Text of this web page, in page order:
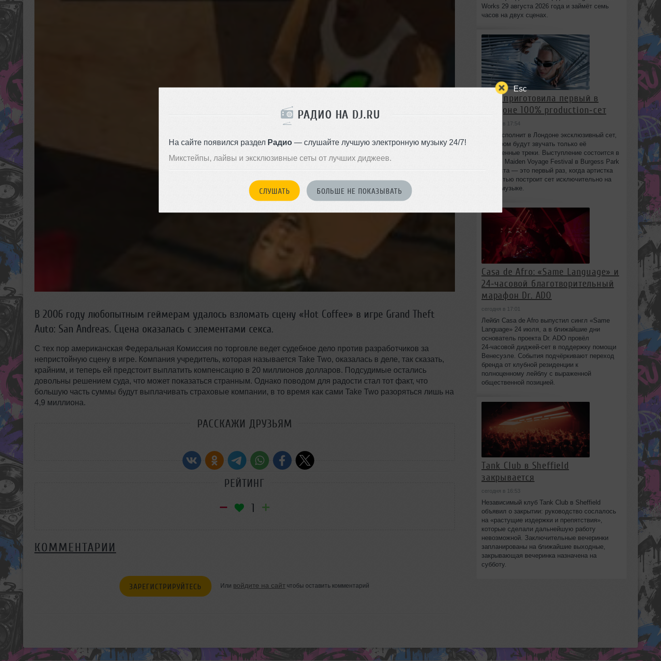
Esc
РАДИО НА DJ.RU
На сайте появился раздел Радио— слушайте лучшую электронную музыку 24/7!
Микстейпы, лайвы и эксклюзивные сеты от лучших диджеев.
СЛУШАТЬ БОЛЬШЕ НЕ ПОКАЗЫВАТЬ
В 2006 году любопытным геймерам удалось взломать сцену «Hot Coffee» в игре Grand Theft
Auto: San Andreas. Сцена оказалась с элементами секса.
С тех пор американская Федеральная Комиссия по торговле ведет судебное дело против разработчиков за
непристойную сцену в игре. Компания учредитель, которая называется Take Two, оказалась в деле, так сказать,
крайним, и теперь ей предстоит выплатить компенсацию в 20 миллионов долларов. Подсудимые остались
довольны решением суда, что может показаться странным. Однако поводом для радости стал тот факт, что
большую часть суммы будут выплачивать страховые компании, в то время как сами Take Two разоряться лишь на
4,9 миллиона.
РАССКАЖИ ДРУЗЬЯМ
РЕЙТИНГ
1
КОММЕНТАРИИ
ЗАРЕГИСТРИРУЙТЕСЬ Или войдите на сайт чтобы оставить комментарий
Works 29 августа 2026 года и займёт семь
часов на двух сценах.
HAAi приготовила первый в
Лондоне 100% production‑сет
сегодня в 17:54
HAAi исполнит в Лондоне эксклюзивный сет,
в котором будут звучать только её
собственные треки. Выступление состоится в
рамках Maiden Voyage Festival в Burgess Park
8 августа — это первый раз, когда артистка
полностью построит сет исключительно на
своей музыке.
Casa de Afro: «Same Language» и
24‑часовой благотворительный
марафон Dr. ADO
сегодня в 17:01
Лейбл Casa de Afro выпустил сингл «Same
Language» 24 июля, а в ближайшие дни
основатель проекта Dr. ADO провёл
24‑часовой диджей‑сет в поддержку помощи
Венесуэле. События подчёркивают переход
бренда от клубной резиденции к
полноценному лейблу с выраженной
общественной позицией.
Tank Club в Sheffield
закрывается
сегодня в 16:53
Независимый клуб Tank Club в Sheffield
объявил о закрытии: руководство сослалось
на «растущие издержки и препятствия»,
которые сделали дальнейшую работу
невозможной. Заключительные вечеринки
запланированы на ближайшие выходные,
закрывающая вечеринка назначена на
субботу.